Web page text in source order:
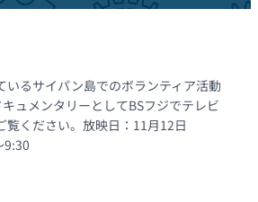
いるサイパン島でのボランティア活動
ュメンタリーとしてBSフジでテレビ
覧ください。放映日：11月12日
9:30